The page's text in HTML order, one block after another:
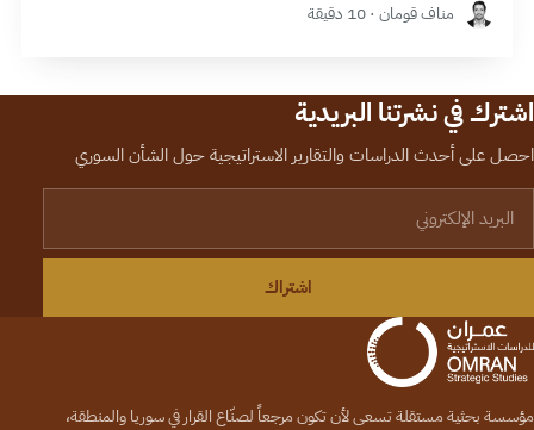
مناف قومان · 10 دقيقة
اشترك في نشرتنا البريدية
احصل على أحدث الدراسات والتقارير الاستراتيجية حول الشأن السوري
اشتراك
مؤسسة بحثية مستقلة تسعى لأن تكون مرجعاً لصنّاع القرار في سوريا والمنطقة،